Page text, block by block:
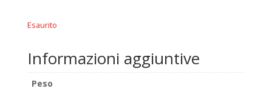
Esaurito
Informazioni aggiuntive
Peso